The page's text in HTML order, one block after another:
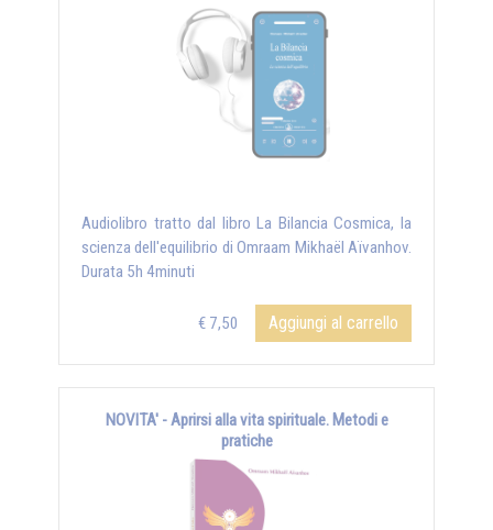
Audiolibro tratto dal libro La Bilancia Cosmica, la
scienza dell'equilibrio di Omraam Mikhaël Aïvanhov.
Durata 5h 4minuti
€ 7,50 Aggiungi al carrello
NOVITA' - Aprirsi alla vita spirituale. Metodi e
pratiche